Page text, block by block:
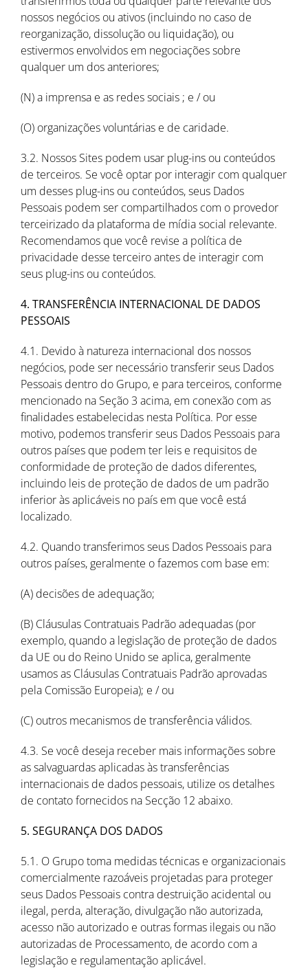
nossos negócios ou ativos (incluindo no caso de
reorganização, dissolução ou liquidação), ou
estivermos envolvidos em negociações sobre
qualquer um dos anteriores;
(N) a imprensa e as redes sociais ; e / ou
(O) organizações voluntárias e de caridade.
3.2. Nossos Sites podem usar plug-ins ou conteúdos
de terceiros. Se você optar por interagir com qualquer
um desses plug-ins ou conteúdos, seus Dados
Pessoais podem ser compartilhados com o provedor
terceirizado da plataforma de mídia social relevante.
Recomendamos que você revise a política de
privacidade desse terceiro antes de interagir com
seus plug-ins ou conteúdos.
4. TRANSFERÊNCIA INTERNACIONAL DE DADOS
PESSOAIS
4.1. Devido à natureza internacional dos nossos
negócios, pode ser necessário transferir seus Dados
Pessoais dentro do Grupo, e para terceiros, conforme
mencionado na Seção 3 acima, em conexão com as
finalidades estabelecidas nesta Política. Por esse
motivo, podemos transferir seus Dados Pessoais para
outros países que podem ter leis e requisitos de
conformidade de proteção de dados diferentes,
incluindo leis de proteção de dados de um padrão
inferior às aplicáveis no país em que você está
localizado.
4.2. Quando transferimos seus Dados Pessoais para
outros países, geralmente o fazemos com base em:
(A) decisões de adequação;
(B) Cláusulas Contratuais Padrão adequadas (por
exemplo, quando a legislação de proteção de dados
da UE ou do Reino Unido se aplica, geralmente
usamos as Cláusulas Contratuais Padrão aprovadas
pela Comissão Europeia); e / ou
(C) outros mecanismos de transferência válidos.
4.3. Se você deseja receber mais informações sobre
as salvaguardas aplicadas às transferências
internacionais de dados pessoais, utilize os detalhes
de contato fornecidos na Secção 12 abaixo.
5. SEGURANÇA DOS DADOS
5.1. O Grupo toma medidas técnicas e organizacionais
comercialmente razoáveis projetadas para proteger
seus Dados Pessoais contra destruição acidental ou
ilegal, perda, alteração, divulgação não autorizada,
acesso não autorizado e outras formas ilegais ou não
autorizadas de Processamento, de acordo com a
legislação e regulamentação aplicável.